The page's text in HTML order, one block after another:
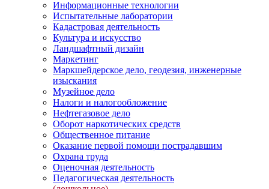
Информационные технологии
Испытательные лаборатории
Кадастровая деятельность
Культура и искусство
Ландшафтный дизайн
Маркетинг
Маркшейдерское дело, геодезия, инженерные
изыскания
Музейное дело
Налоги и налогообложение
Нефтегазовое дело
Оборот наркотических средств
Общественное питание
Оказание первой помощи пострадавшим
Охрана труда
Оценочная деятельность
Педагогическая деятельность